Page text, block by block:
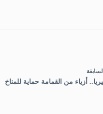
أزياء من القمامة حماية للمناخ